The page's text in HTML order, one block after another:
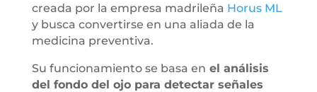
creada por la empresa madrileña Horus ML
y busca convertirse en una aliada de la
medicina preventiva.
Su funcionamiento se basa en el análisis
del fondo del ojo para detectar señales